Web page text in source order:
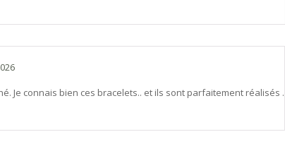
Je connais bien ces bracelets.. et ils sont parfaitement réalisés .